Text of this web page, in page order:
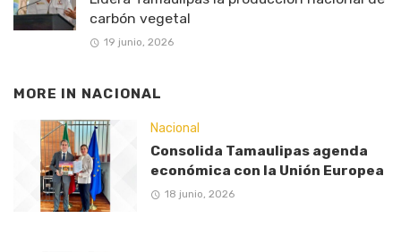
carbón vegetal
19 junio, 2026
MORE IN NACIONAL
Nacional
Consolida Tamaulipas agenda
económica con la Unión Europea
18 junio, 2026